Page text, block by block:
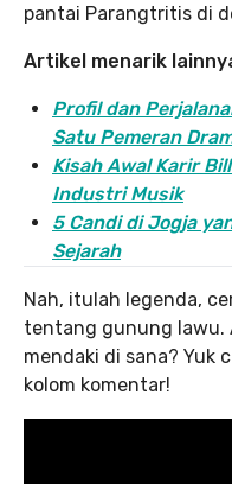
pantai Parangtritis di
Artikel menarik
Profil dan
Satu Pemeran
Kisah Awal Karir
Industri Musik
5 Candi di Jogja
Sejarah
Nah, itulah legenda,
tentang gunung lawu.
mendaki di sana? Yuk
kolom komentar!